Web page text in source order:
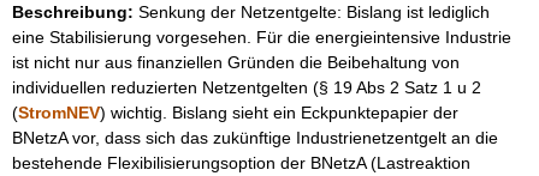
Beschreibung: Senkung der Netzentgelte: Bislang ist lediglich
eine Stabilisierung vorgesehen. Für die energieintensive Industrie
ist nicht nur aus finanziellen Gründen die Beibehaltung von
individuellen reduzierten Netzentgelten (§ 19 Abs 2 Satz 1 u 2
(StromNEV) wichtig. Bislang sieht ein Eckpunktepapier der
BNetzA vor, dass sich das zukünftige Industrienetzentgelt an die
bestehende Flexibilisierungsoption der BNetzA (Lastreaktion